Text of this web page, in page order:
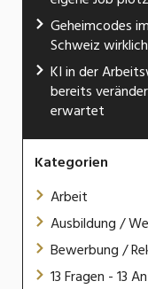
Geheimcodes
Schweiz
KI in der
bereits
erwartet
Kategorien
Arbeit
Ausbildung /
Bewerbung /
13 Fragen - 13